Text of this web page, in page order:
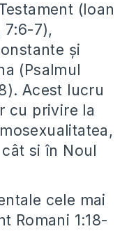
(Ioan
7:6-7),
și
(Psalmul
Acest lucru
cu privire la
si în Noul
cele mai
Romani 1:18-